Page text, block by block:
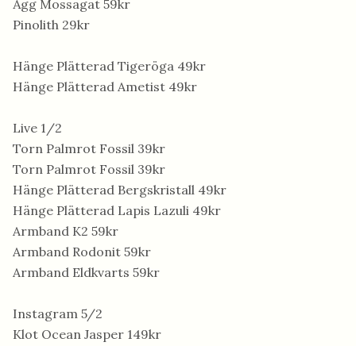
Ägg Mossagat 59kr
Pinolith 29kr
Hänge Plätterad Tigeröga 49kr
Hänge Plätterad Ametist 49kr
Live 1/2
Torn Palmrot Fossil 39kr
Torn Palmrot Fossil 39kr
Hänge Plätterad Bergskristall 49kr
Hänge Plätterad Lapis Lazuli 49kr
Armband K2 59kr
Armband Rodonit 59kr
Armband Eldkvarts 59kr
Instagram 5/2
Klot Ocean Jasper 149kr